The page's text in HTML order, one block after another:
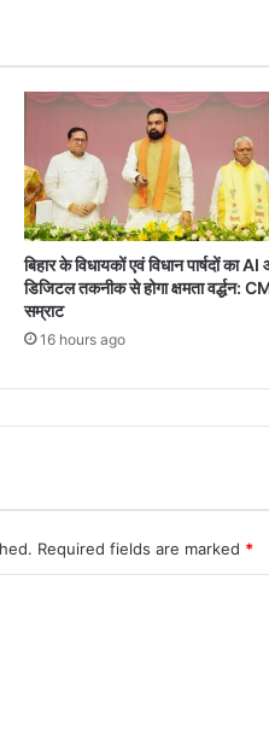
बिहार के विधायकों एवं विधान पार्षदों का
डिजिटल तकनीक से होगा क्षमता वर्द्धन:
सम्राट
16 hours ago
Required fields are marked *